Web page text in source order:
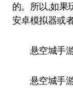
的。所以,如果
安卓模拟器或
悬空城手游
悬空城手游